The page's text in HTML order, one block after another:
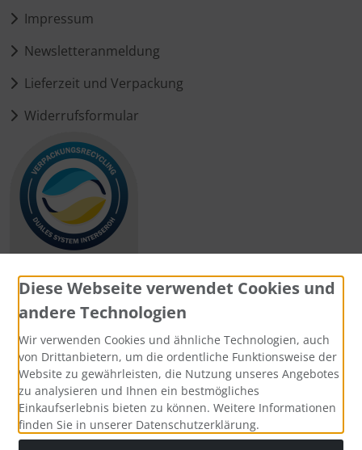
Impressum
Newsletteranmeldung
Lieferzeit und Verpackung
Widerrufsformular
Zahlungsmethoden
Social Media
Diese Webseite verwendet Cookies und
andere Technologien
Wir verwenden Cookies und ähnliche Technologien, auch
von Drittanbietern, um die ordentliche Funktionsweise der
Website zu gewährleisten, die Nutzung unseres Angebotes
zu analysieren und Ihnen ein bestmögliches
Einkaufserlebnis bieten zu können. Weitere Informationen
finden Sie in unserer Datenschutzerklärung.